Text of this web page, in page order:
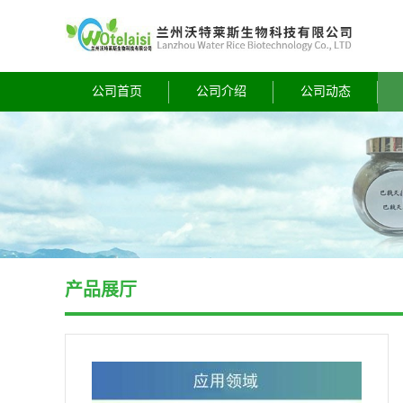
公司首页 公司介绍 公司动态
产品展厅